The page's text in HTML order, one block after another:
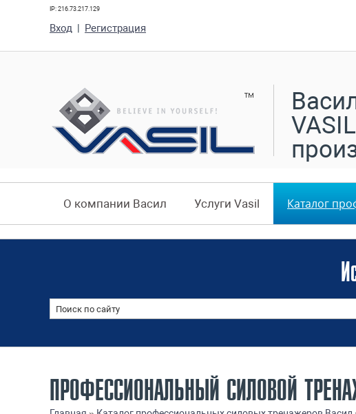
IP: 216.73.217.129
Вход | Регистрация
О компании Васил Услуги Vasil Каталог
ПРОФЕССИОНАЛЬНЫЙ СИЛОВОЙ